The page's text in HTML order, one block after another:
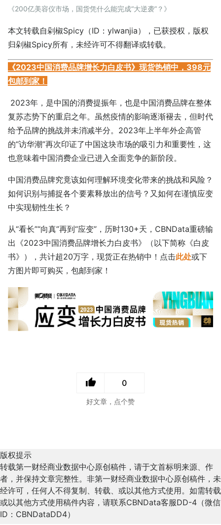
《200亿美容仪市场，国货凭什么能完成“大逆袭”？》
本文转载自剁椒Spicy（ID：ylwanjia），已获授权，版权
归剁椒Spicy所有，未经许可不得翻译或转载。
《2023中国消费品牌增长力白皮书》现货热销中，398元
包邮到家！
2023年，是中国的消费提振年，也是中国消费品牌在整体
复苏态势下的重启之年。虽然疫情的影响逐渐褪去，但时代
给予品牌的挑战并未消减半分。2023年上半年外企高管
的“访华潮”再次印证了中国这块市场的吸引力和重要性，这
也意味着中国消费企业已进入全面竞争的新阶段。
中国消费品牌究竟该如何理解环境变化带来的挑战和风险？
如何识别与捕捉各个要素释放出的信号？又如何在谨慎应变
中实现韧性生长？
从“看长”“向真”再到“应变”，历时130+天，CBNData重磅输
出《2023中国消费品牌增长力白皮书》（以下简称《白皮
书》），共计超20万字，现货正在热销中！点击此处或下
方图片即可购买，包邮到家！
0
好文章，点个赞
版权提示
转载第一财经商业数据中心原创稿件，请于文首标明来源、作
者，并保持文章完整性。非第一财经商业数据中心原创稿件，未
经许可，任何人不得复制、转载、或以其他方式使用。如需转载
或以其他方式使用稿件内容，请联系CBNData客服DD-4（微信
ID：CBNDataDD4）